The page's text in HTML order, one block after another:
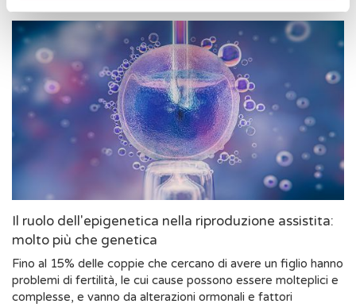
Il ruolo dell'epigenetica nella riproduzione assistita:
molto più che genetica
Fino al 15% delle coppie che cercano di avere un figlio hanno
problemi di fertilità, le cui cause possono essere molteplici e
complesse, e vanno da alterazioni ormonali e fattori